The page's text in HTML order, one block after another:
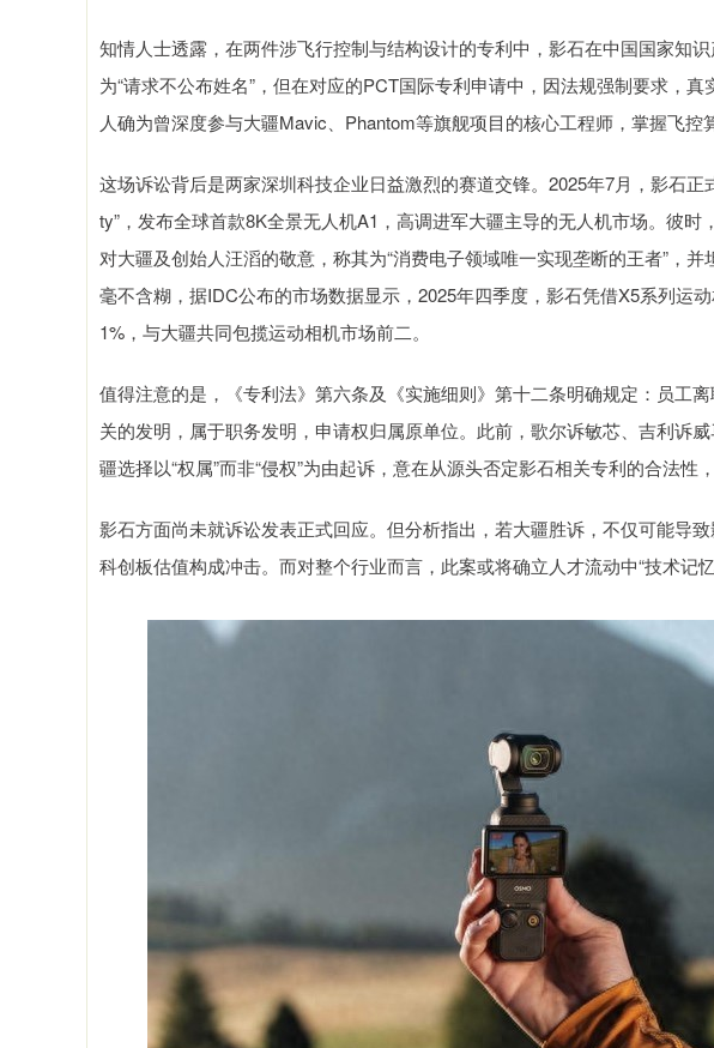
知情人士透露，在两件涉飞行控制与结构设计的专利中，影石在中国国家知
为“请求不公布姓名”，但在对应的PCT国际专利申请中，因法规强制要求，
人确为曾深度参与大疆Mavic、Phantom等旗舰项目的核心工程师，掌握飞控
这场诉讼背后是两家深圳科技企业日益激烈的赛道交锋。2025年7月，影石正
ty”，发布全球首款8K全景无人机A1，高调进军大疆主导的无人机市场。彼
对大疆及创始人汪滔的敬意，称其为“消费电子领域唯一实现垄断的王者”，并
毫不含糊，据IDC公布的市场数据显示，2025年四季度，影石凭借X5系列运
1%，与大疆共同包揽运动相机市场前二。
值得注意的是，《专利法》第六条及《实施细则》第十二条明确规定：员工
关的发明，属于职务发明，申请权归属原单位。此前，歌尔诉敏芯、吉利诉
疆选择以“权属”而非“侵权”为由起诉，意在从源头否定影石相关专利的合法性
影石方面尚未就诉讼发表正式回应。但分析指出，若大疆胜诉，不仅可能导
科创板估值构成冲击。而对整个行业而言，此案或将确立人才流动中“技术记忆